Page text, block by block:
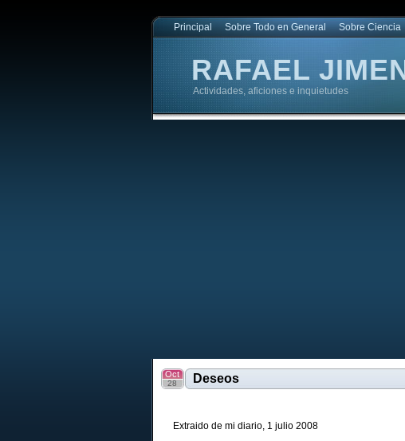
Principal Sobre Todo en General Sobre Ciencia
RAFAEL
Actividades, aficiones e inquietudes
Deseos
Oct
28
Extraido de mi diario, 1 julio 2008